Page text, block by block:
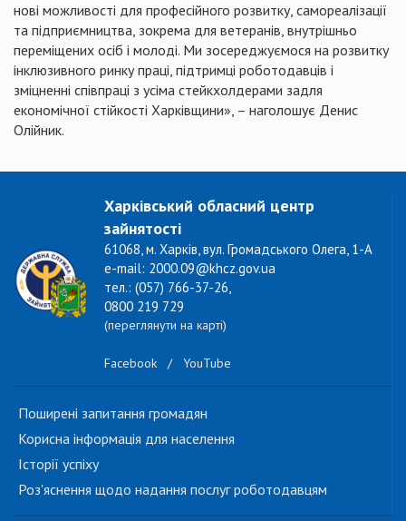
нові можливості для професійного розвитку, самореалізації
та підприємництва, зокрема для ветеранів, внутрішньо
переміщених осіб і молоді. Ми зосереджуємося на розвитку
інклюзивного ринку праці, підтримці роботодавців і
зміцненні співпраці з усіма стейкхолдерами задля
економічної стійкості Харківщини», – наголошує Денис
Олійник.
Харківський обласний центр
зайнятості
61068, м. Харків, вул. Громадського Олега, 1-А
e-mail: 2000.09@khcz.gov.ua
тел.: (057) 766-37-26,
0800 219 729
(переглянути на карті)
Facebook / YouTube
Поширені запитання громадян
Корисна інформація для населення
Історії успіху
Роз'яснення щодо надання послуг роботодавцям